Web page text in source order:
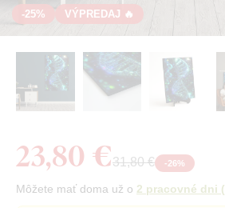
-25% VÝPREDAJ 🔥
23,80 €31,80 € -26%
Môžete mať doma už o 2 pracovné dni (